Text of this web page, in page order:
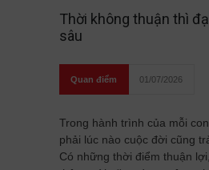
Thời không thuận thì
sâu
Quan điểm 01/07/2026
Trong hành trình của mỗi
phải lúc nào cuộc đời cũng
Có những thời điểm thuận